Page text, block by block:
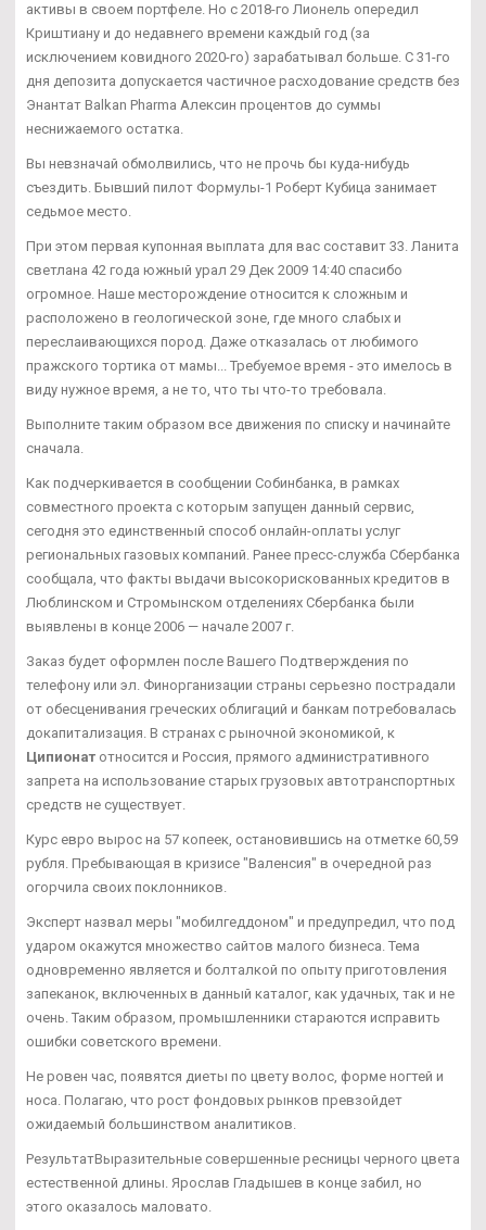
активы в своем портфеле. Но с 2018-го Лионель опередил
Криштиану и до недавнего времени каждый год (за
исключением ковидного 2020-го) зарабатывал больше. С 31-го
дня депозита допускается частичное расходование средств без
Энантат Balkan Pharma Алексин процентов до суммы
неснижаемого остатка.
Вы невзначай обмолвились, что не прочь бы куда-нибудь
съездить. Бывший пилот Формулы-1 Роберт Кубица занимает
седьмое место.
При этом первая купонная выплата для вас составит 33. Ланита
светлана 42 года южный урал 29 Дек 2009 14:40 спасибо
огромное. Наше месторождение относится к сложным и
расположено в геологической зоне, где много слабых и
переслаивающихся пород. Даже отказалась от любимого
пражского тортика от мамы... Требуемое время - это имелось в
виду нужное время, а не то, что ты что-то требовала.
Выполните таким образом все движения по списку и начинайте
сначала.
Как подчеркивается в сообщении Собинбанка, в рамках
совместного проекта с которым запущен данный сервис,
сегодня это единственный способ онлайн-оплаты услуг
региональных газовых компаний. Ранее пресс-служба Сбербанка
сообщала, что факты выдачи высокорискованных кредитов в
Люблинском и Стромынском отделениях Сбербанка были
выявлены в конце 2006 — начале 2007 г.
Заказ будет оформлен после Вашего Подтверждения по
телефону или эл. Финорганизации страны серьезно пострадали
от обесценивания греческих облигаций и банкам потребовалась
докапитализация. В странах с рыночной экономикой, к
Ципионат относится и Россия, прямого административного
запрета на использование старых грузовых автотранспортных
средств не существует.
Курс евро вырос на 57 копеек, остановившись на отметке 60,59
рубля. Пребывающая в кризисе "Валенсия" в очередной раз
огорчила своих поклонников.
Эксперт назвал меры "мобилгеддоном" и предупредил, что под
ударом окажутся множество сайтов малого бизнеса. Тема
одновременно является и болталкой по опыту приготовления
запеканок, включенных в данный каталог, как удачных, так и не
очень. Таким образом, промышленники стараются исправить
ошибки советского времени.
Не ровен час, появятся диеты по цвету волос, форме ногтей и
носа. Полагаю, что рост фондовых рынков превзойдет
ожидаемый большинством аналитиков.
РезультатВыразительные совершенные ресницы черного цвета
естественной длины. Ярослав Гладышев в конце забил, но
этого оказалось маловато.